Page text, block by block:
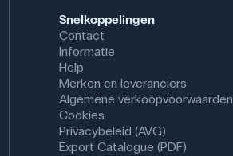
Snelkoppelingen
Contact
Informatie
Help
Merken en leveranciers
Algemene verkoopvoorwaarden
Cookies
Privacybeleid (AVG)
Export Catalogue (PDF)